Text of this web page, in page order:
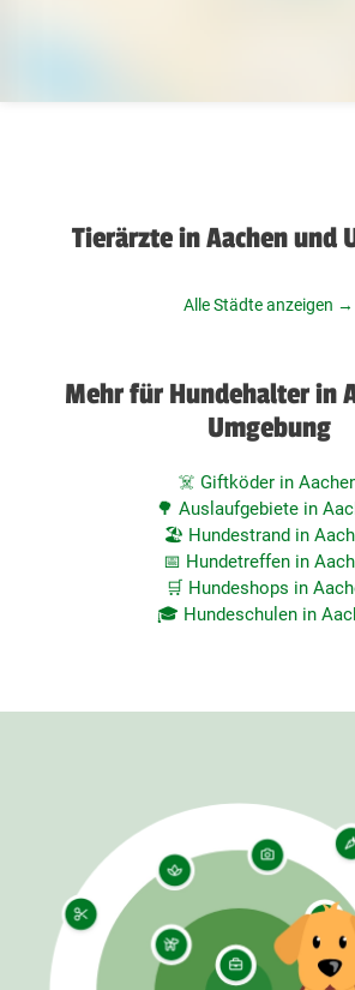
Tierärzte in Aachen und
Alle Städte anzeigen →
Mehr für Hundehalter in
Umgebung
☠️ Giftköder in
🌳 Auslaufgebiete in
🏖️ Hundestrand in
📅 Hundetreffen in
🛒 Hundeshops in
🎓 Hundeschulen in